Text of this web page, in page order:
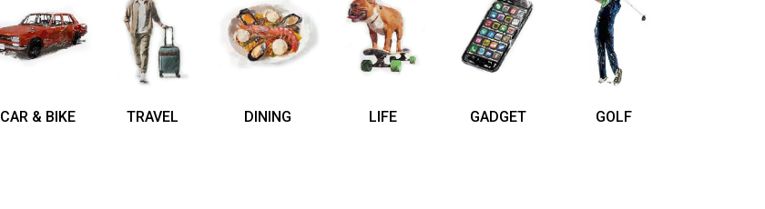
CAR & BIKE TRAVEL DINING LIFE GADGET GOLF